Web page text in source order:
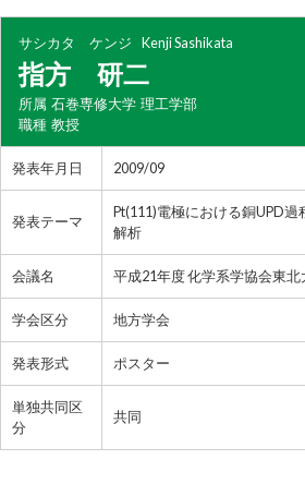
サシカタ ケンジ Kenji Sashikata
指方 研二
所属 石巻専修大学 理工学部
職種 教授
発表年月日 2009/09
発表テーマ
Pt(111)電極における銅UPD
解析
会議名 平成21年度 化学系学協会東北
学会区分 地方学会
発表形式 ポスター
単独共同区
分
共同